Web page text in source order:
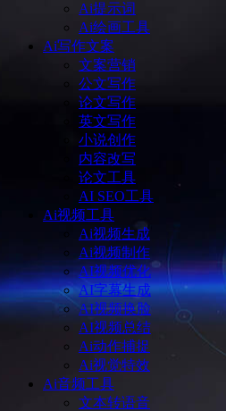
Ai提示词
Ai绘画工具
Ai写作文案
文案营销
公文写作
论文写作
英文写作
小说创作
内容改写
论文工具
AI SEO工具
Ai视频工具
Ai视频生成
Ai视频制作
AI视频优化
AI字幕生成
AI视频换脸
AI视频总结
Ai动作捕捉
Ai视觉特效
Ai音频工具
文本转语音